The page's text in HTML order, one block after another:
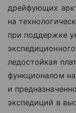
дрейфующих
на
при поддержке
ледостойкая
функционалом
и
экспедиций в